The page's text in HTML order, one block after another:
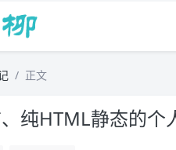
正文
纯HTML静态的